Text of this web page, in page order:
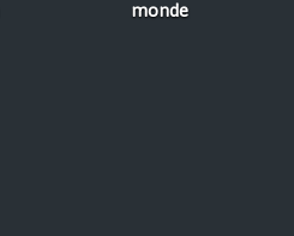
monde